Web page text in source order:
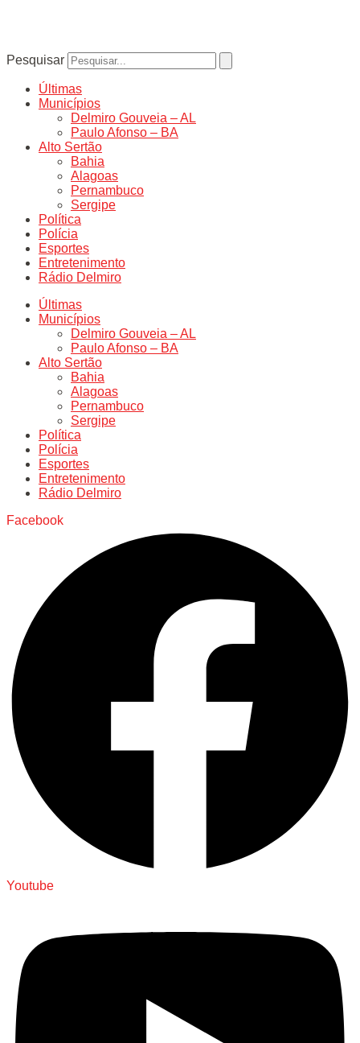
Pesquisar
Últimas
Municípios
Delmiro Gouveia – AL
Paulo Afonso – BA
Alto Sertão
Bahia
Alagoas
Pernambuco
Sergipe
Política
Polícia
Esportes
Entretenimento
Rádio Delmiro
Últimas
Municípios
Delmiro Gouveia – AL
Paulo Afonso – BA
Alto Sertão
Bahia
Alagoas
Pernambuco
Sergipe
Política
Polícia
Esportes
Entretenimento
Rádio Delmiro
Facebook
Youtube